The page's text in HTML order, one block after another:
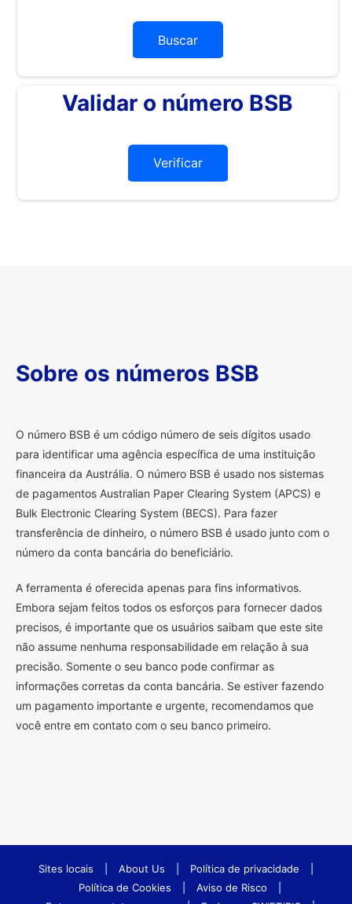
Buscar
Validar o número BSB
Verificar
Sobre os números BSB
O número BSB é um código número de seis dígitos usado
para identificar uma agência específica de uma instituição
financeira da Austrália. O número BSB é usado nos sistemas
de pagamentos Australian Paper Clearing System (APCS) e
Bulk Electronic Clearing System (BECS). Para fazer
transferência de dinheiro, o número BSB é usado junto com o
número da conta bancária do beneficiário.
A ferramenta é oferecida apenas para fins informativos.
Embora sejam feitos todos os esforços para fornecer dados
precisos, é importante que os usuários saibam que este site
não assume nenhuma responsabilidade em relação à sua
precisão. Somente o seu banco pode confirmar as
informações corretas da conta bancária. Se estiver fazendo
um pagamento importante e urgente, recomendamos que
você entre em contato com o seu banco primeiro.
Sites locais About Us Política de privacidade
Política de Cookies
Aviso de Risco